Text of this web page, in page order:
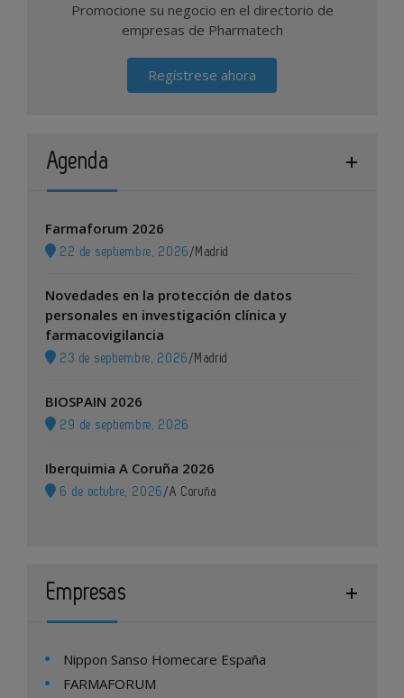
Promocione su negocio en el directorio de
empresas de Pharmatech
Regístrese ahora
Agenda
Farmaforum 2026
22 de septiembre, 2026 / Madrid
Novedades en la protección de datos
personales en investigación clínica y
farmacovigilancia
23 de septiembre, 2026 / Madrid
BIOSPAIN 2026
29 de septiembre, 2026
Iberquimia A Coruña 2026
6 de octubre, 2026 /A Coruña
Empresas
Nippon Sanso Homecare España
FARMAFORUM